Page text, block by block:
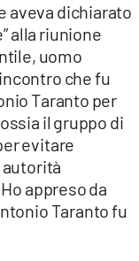
aveva dichiarato
alla riunione
uomo
incontro che fu
Taranto per
il gruppo di
evitare
appreso da
Taranto fu